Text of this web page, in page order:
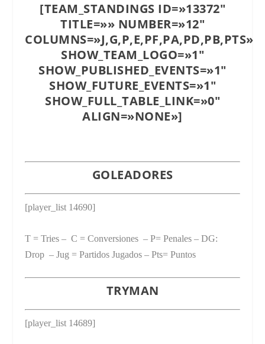
[TEAM_STANDINGS ID=»13372″
TITLE=»» NUMBER=»12″
COLUMNS=»J,G,P,E,PF,PA,PD,PB,PTS»
SHOW_TEAM_LOGO=»1″
SHOW_PUBLISHED_EVENTS=»1″
SHOW_FUTURE_EVENTS=»1″
SHOW_FULL_TABLE_LINK=»0″
ALIGN=»NONE»]
GOLEADORES
[player_list 14690]
T = Tries – C = Conversiones – P= Penales – DG:
Drop – Jug = Partidos Jugados – Pts= Puntos
TRYMAN
[player_list 14689]